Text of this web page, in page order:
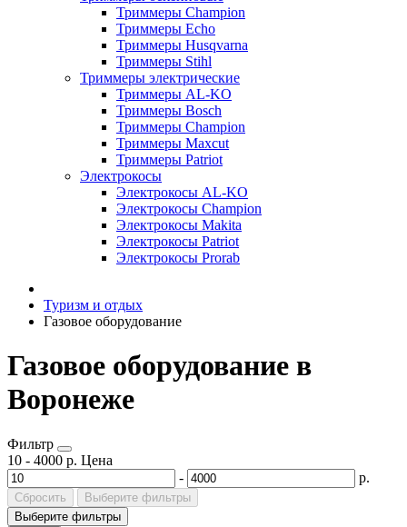
Триммеры Champion
Триммеры Echo
Триммеры Husqvarna
Триммеры Stihl
Триммеры электрические
Триммеры AL-KO
Триммеры Bosch
Триммеры Champion
Триммеры Maxcut
Триммеры Patriot
Электрокосы
Электрокосы AL-KO
Электрокосы Champion
Электрокосы Makita
Электрокосы Patriot
Электрокосы Prorab
Туризм и отдых
Газовое оборудование
Газовое оборудование в
Воронеже
Фильтр
10 - 4000 р. Цена
-
р.
Сбросить
Выберите фильтры
Выберите фильтры